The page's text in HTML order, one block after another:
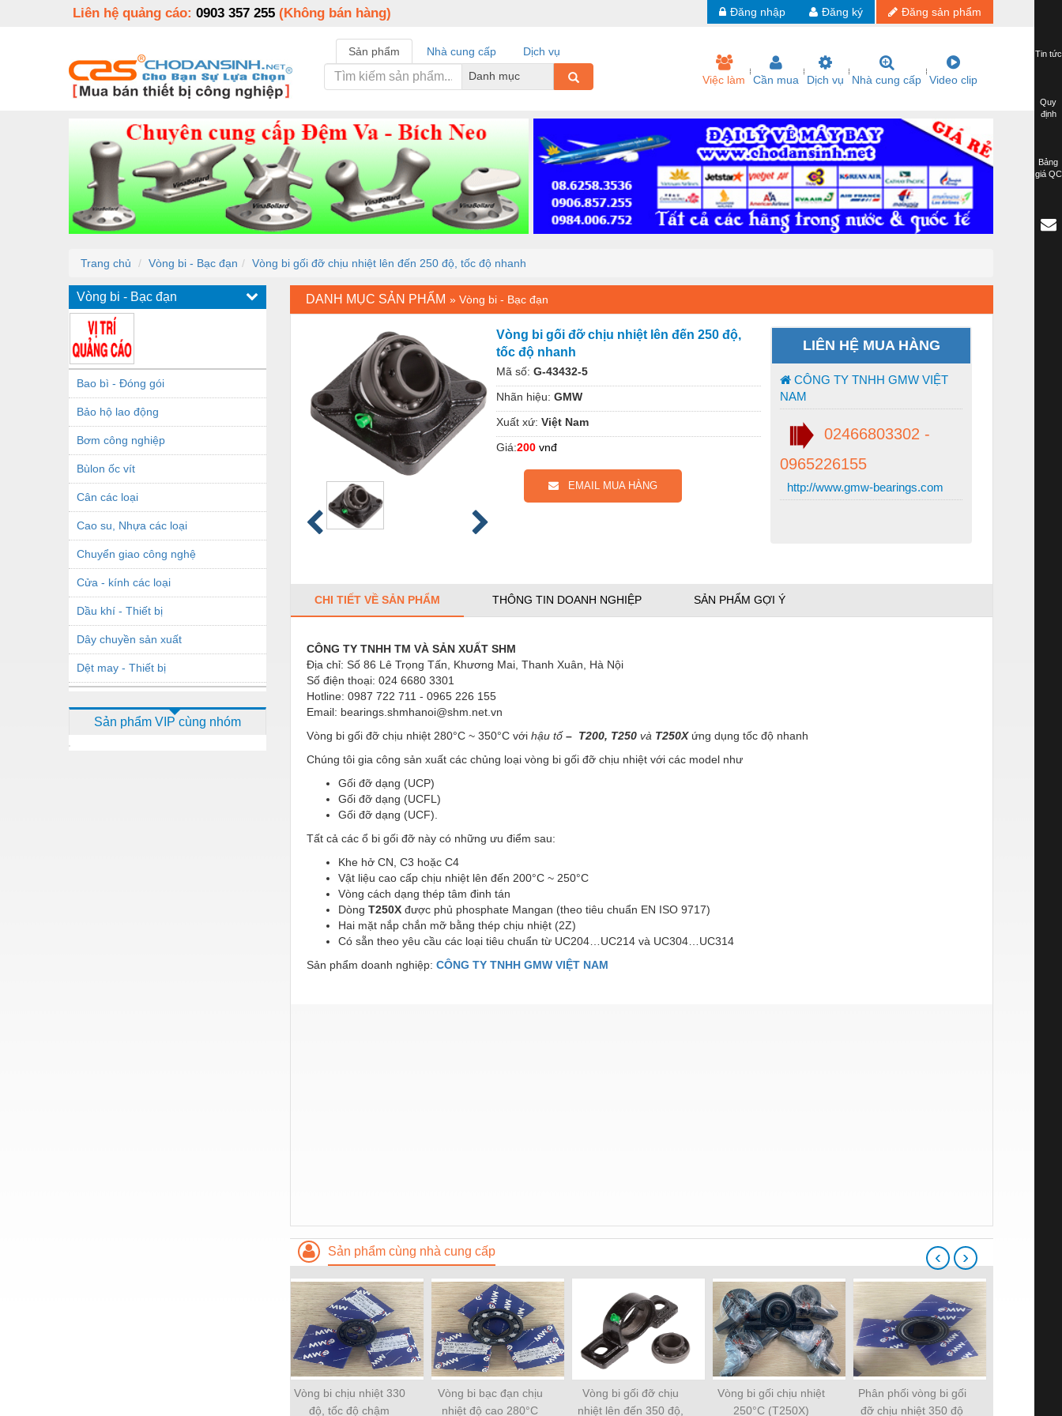
Liên hệ quảng cáo: 0903 357 255 (Không bán hàng) Đăng sản phẩm
Đăng ký
Đăng nhập
Sản phẩm Nhà cung cấp
Dịch vụ
Danh mục
Việc làm Cần mua Dịch vụ Nhà cung cấp Video clip
Trang chủ Vòng bi - Bạc đạn Vòng bi gối đỡ chịu nhiệt lên đến 250 độ, tốc độ nhanh
Vòng bi - Bạc đạn
Bao bì - Đóng gói
Bảo hộ lao động
Bơm công nghiệp
Bùlon ốc vít
Cân các loại
Cao su, Nhựa các loại
Chuyển giao công nghệ
Cửa - kính các loại
Dầu khí - Thiết bị
Dây chuyền sản xuất
Dệt may - Thiết bị
Dịch vụ - Thi công
Sản phẩm VIP cùng nhóm
DANH MỤC SẢN PHẨM » Vòng bi - Bạc đạn
Vòng bi gối đỡ chịu nhiệt lên đến 250 độ,
tốc độ nhanh
Mã số: G-43432-5
Nhãn hiệu: GMW
Xuất xứ: Việt Nam
Giá:200 vnđ
EMAIL MUA HÀNG
LIÊN HỆ MUA HÀNG
CÔNG TY TNHH GMW VIỆT
NAM
02466803302 -
0965226155
http://www.gmw-bearings.com
CHI TIẾT VỀ SẢN PHẨM THÔNG TIN DOANH NGHIỆP SẢN PHẨM GỢI Ý
CÔNG TY TNHH TM VÀ SẢN XUẤT SHM
Địa chỉ: ​Số 86 Lê Trọng Tấn, Khương Mai, Thanh Xuân, Hà Nội
Số điện thoại: ​024 6680 3301
Hotline: 0987 722 711 - 0965 226 155
Email: ​bearings.shmhanoi@shm.net.vn
Vòng bi gối đỡ chịu nhiệt 280°C ~ 350°C với hậu tố– T200, T250 và T250X ứng dụng tốc độ nhanh
Chúng tôi gia công sản xuất các chủng loại vòng bi gối đỡ chịu nhiệt với các model như
Gối đỡ dạng (UCP)
Gối đỡ dạng (UCFL)
Gối đỡ dạng (UCF).
Tất cả các ổ bi gối đỡ này có những ưu điểm sau:
Khe hở CN, C3 hoặc C4
Vật liệu cao cấp chịu nhiệt lên đến 200°C ~ 250°C
Vòng cách dạng thép tâm đinh tán
Dòng T250X được phủ phosphate Mangan (theo tiêu chuẩn EN ISO 9717)
Hai mặt nắp chắn mỡ bằng thép chịu nhiệt (2Z)
Có sẵn theo yêu cầu các loại tiêu chuẩn từ UC204…UC214 và UC304…UC314
Sản phẩm doanh nghiệp: CÔNG TY TNHH GMW VIỆT NAM
Sản phẩm cùng nhà cung cấp
Vòng bi chịu nhiệt 330
độ, tốc độ chậm
Vòng bi bạc đạn chịu
nhiệt độ cao 280°C
Vòng bi gối đỡ chịu
nhiệt lên đến 350 độ,
Vòng bi gối chịu nhiệt
250°C (T250X)
Phân phối vòng bi gối
đỡ chịu nhiệt 350 độ
‹ ›
Tin tức
Quy
định
Bảng
giá QC